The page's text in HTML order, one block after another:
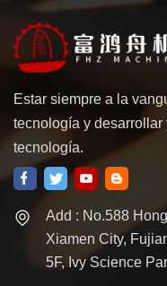
Estar siempre a la
tecnología y
tecnología.
Add : No.588
Xiamen City,
5F, Ivy Science